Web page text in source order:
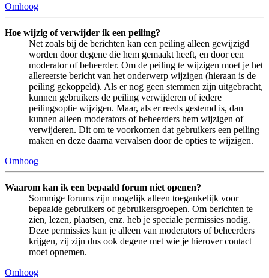
Omhoog
Hoe wijzig of verwijder ik een peiling?
Net zoals bij de berichten kan een peiling alleen gewijzigd
worden door degene die hem gemaakt heeft, en door een
moderator of beheerder. Om de peiling te wijzigen moet je het
allereerste bericht van het onderwerp wijzigen (hieraan is de
peiling gekoppeld). Als er nog geen stemmen zijn uitgebracht,
kunnen gebruikers de peiling verwijderen of iedere
peilingsoptie wijzigen. Maar, als er reeds gestemd is, dan
kunnen alleen moderators of beheerders hem wijzigen of
verwijderen. Dit om te voorkomen dat gebruikers een peiling
maken en deze daarna vervalsen door de opties te wijzigen.
Omhoog
Waarom kan ik een bepaald forum niet openen?
Sommige forums zijn mogelijk alleen toegankelijk voor
bepaalde gebruikers of gebruikersgroepen. Om berichten te
zien, lezen, plaatsen, enz. heb je speciale permissies nodig.
Deze permissies kun je alleen van moderators of beheerders
krijgen, zij zijn dus ook degene met wie je hierover contact
moet opnemen.
Omhoog